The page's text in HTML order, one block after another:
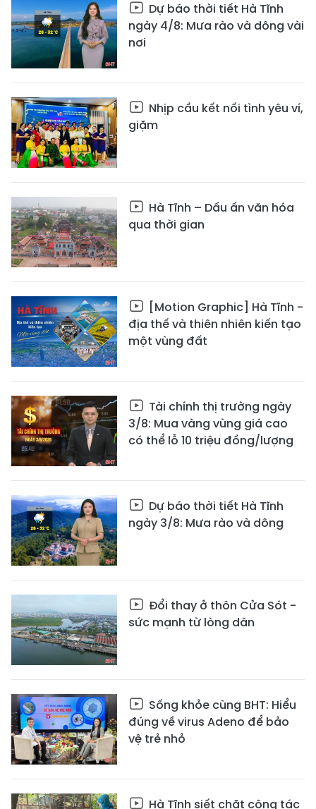
Dự báo thời tiết Hà Tĩnh
ngày 4/8: Mưa rào và dông vài
nơi
Nhịp cầu kết nối tình yêu ví,
giặm
Hà Tĩnh – Dấu ấn văn hóa
qua thời gian
[Motion Graphic] Hà Tĩnh -
địa thế và thiên nhiên kiến tạo
một vùng đất
Tài chính thị trường ngày
3/8: Mua vàng vùng giá cao
có thể lỗ 10 triệu đồng/lượng
Dự báo thời tiết Hà Tĩnh
ngày 3/8: Mưa rào và dông
Đổi thay ở thôn Cửa Sót -
sức mạnh từ lòng dân
Sống khỏe cùng BHT: Hiểu
đúng về virus Adeno để bảo
vệ trẻ nhỏ
Hà Tĩnh siết chặt công tác